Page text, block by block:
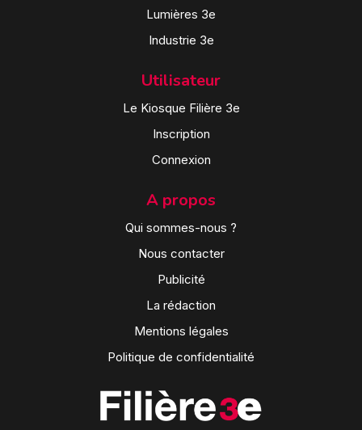
Lumières 3e
Industrie 3e
Utilisateur
Le Kiosque Filière 3e
Inscription
Connexion
A propos
Qui sommes-nous ?
Nous contacter
Publicité
La rédaction
Mentions légales
Politique de confidentialité